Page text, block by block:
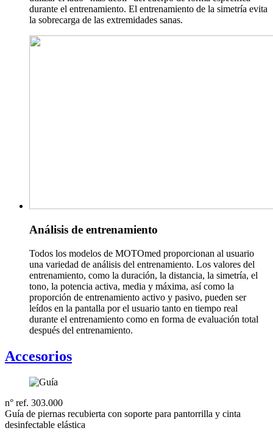
durante el entrenamiento. El entrenamiento de la simetría evita
la sobrecarga de las extremidades sanas.
Análisis de entrenamiento
Todos los modelos de MOTOmed proporcionan al usuario
una variedad de análisis del entrenamiento. Los valores del
entrenamiento, como la duración, la distancia, la simetría, el
tono, la potencia activa, media y máxima, así como la
proporción de entrenamiento activo y pasivo, pueden ser
leídos en la pantalla por el usuario tanto en tiempo real
durante el entrenamiento como en forma de evaluación total
después del entrenamiento.
Accesorios
n° ref. 303.000
Guía de piernas recubierta con soporte para pantorrilla y cinta
desinfectable elástica